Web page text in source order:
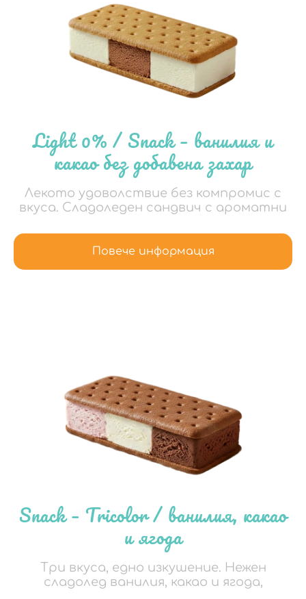
Light 0% / Snack – ванилия и
какао без добавена захар
Лекото удоволствие без компромис с
вкуса. Сладоледен сандвич с ароматни
Повече информация
Snack – Tricolor / ванилия, какао
и ягода
Три вкуса, едно изкушение. Нежен
сладолед ванилия, какао и ягода,